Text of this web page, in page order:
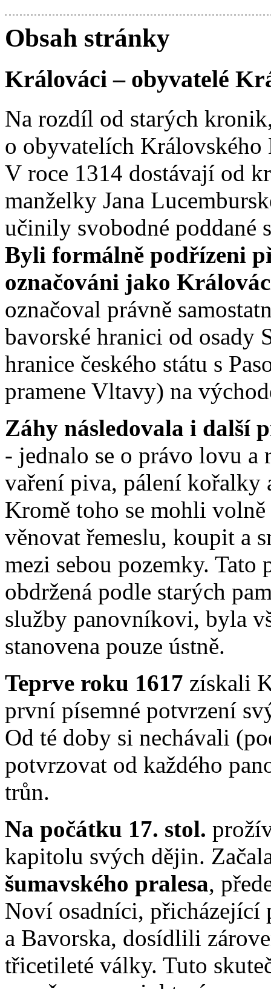
Obsah stránky
Králováci – obyvatelé
Na rozdíl od starých
o obyvatelích
V roce 1314 dostávají od
manželky Jana
učinily svobodné poddané
Byli formálně podřízeni
označováni jako
označoval právně
bavorské hranici od osady
hranice českého státu s
pramene Vltavy) na
Záhy následovala i další
- jednalo se o právo lovu a
vaření piva, pálení kořalky
Kromě toho se mohli
věnovat řemeslu, koupit a
mezi sebou pozemky. Tato
obdržená podle starých
služby panovníkovi, byla
stanovena pouze ústně.
Teprve roku 1617 získali
první písemné potvrzení
Od té doby si nechávali
potvrzovat od každého
trůn.
Na počátku 17. stol.
kapitolu svých dějin.
šumavského pralesa,
Noví osadníci, přicházející
a Bavorska, dosídlili
třicetileté války. Tuto